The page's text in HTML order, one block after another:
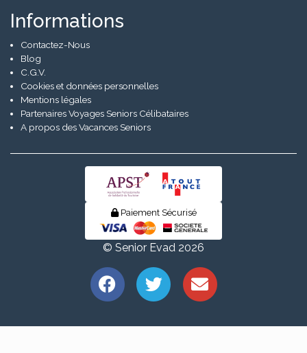
Informations
Contactez-Nous
Blog
C.G.V.
Cookies et données personnelles
Mentions légales
Partenaires Voyages Seniors Célibataires
A propos des Vacances Seniors
Paiement Sécurisé
© Senior Evad 2026